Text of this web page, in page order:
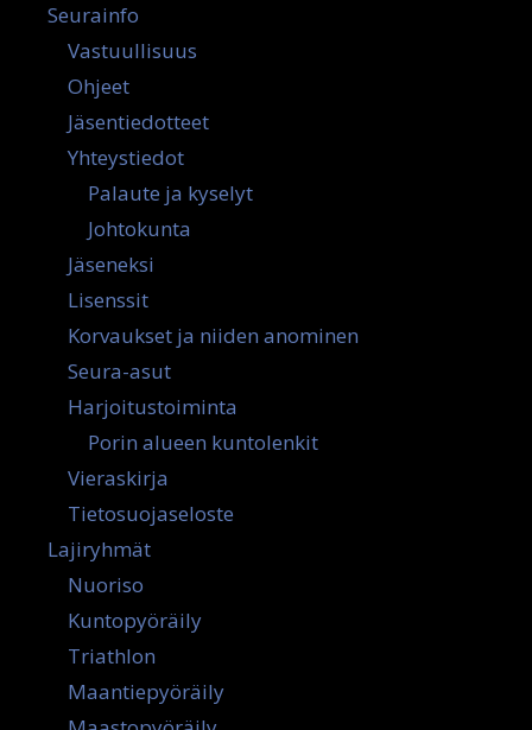
Seurainfo
Vastuullisuus
Ohjeet
Jäsentiedotteet
Yhteystiedot
Palaute ja kyselyt
Johtokunta
Jäseneksi
Lisenssit
Korvaukset ja niiden anominen
Seura-asut
Harjoitustoiminta
Porin alueen kuntolenkit
Vieraskirja
Tietosuojaseloste
Lajiryhmät
Nuoriso
Kuntopyöräily
Triathlon
Maantiepyöräily